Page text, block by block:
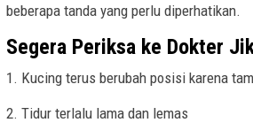
beberapa tanda yang perlu diperhatikan.
Segera Periksa ke Dokter
1. Kucing terus berubah posisi karena
2. Tidur terlalu lama dan lemas